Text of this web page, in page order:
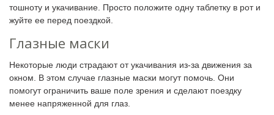
тошноту и укачивание. Просто положите одну таблетку в рот и
жуйте ее перед поездкой.
Глазные маски
Некоторые люди страдают от укачивания из-за движения за
окном. В этом случае глазные маски могут помочь. Они
помогут ограничить ваше поле зрения и сделают поездку
менее напряженной для глаз.